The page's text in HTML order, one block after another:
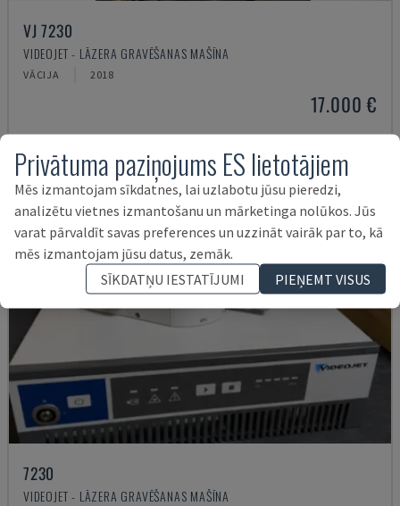
VJ 7230
VIDEOJET - LĀZERA GRAVĒŠANAS MAŠĪNA
VĀCIJA 2018
17.000 €
7230
VIDEOJET - LĀZERA GRAVĒŠANAS MAŠĪNA
Privātuma paziņojums ES lietotājiem
Mēs izmantojam sīkdatnes, lai uzlabotu jūsu pieredzi,
analizētu vietnes izmantošanu un mārketinga nolūkos. Jūs
varat pārvaldīt savas preferences un uzzināt vairāk par to, kā
mēs izmantojam jūsu datus, zemāk.
SĪKDATŅU IESTATĪJUMI
PIEŅEMT VISUS